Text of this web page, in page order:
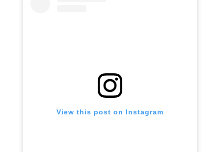
View this post on Instagram